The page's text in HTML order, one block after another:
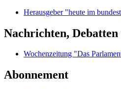
Herausgeber "heute im
Nachrichten,
Wochenzeitung "Das
Abonnement